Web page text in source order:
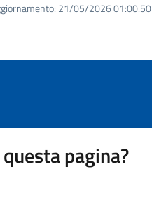
21/05/2026 01:00.50
pagina?